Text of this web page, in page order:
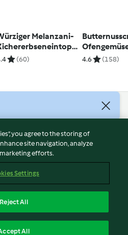
Melanzani-
Huhn
(60) 4.6 (158)
you agree to the storing of
site navigation, analyze
marketing efforts.
Settings
Reject All
All